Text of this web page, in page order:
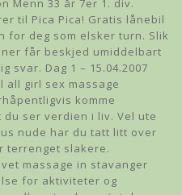
Menn 33 år 7er 1. div.
til Pica Pica! Gratis lånebil
for deg som elsker turn. Slik
får beskjed umiddelbart
svar. Dag 1 – 15.04.2007
all girl sex massage
komme
ser verdien i liv. Vel ute
nude har du tatt litt over
terrenget slakere.
massage in stavanger
for aktiviteter og